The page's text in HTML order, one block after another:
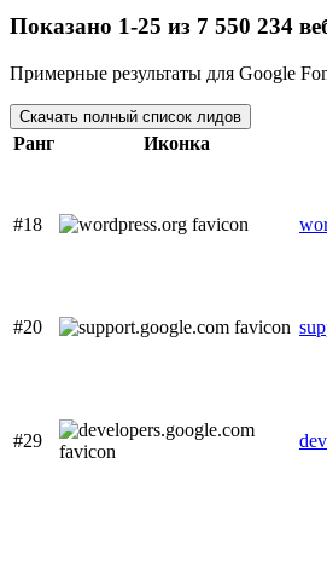
Показано 1-25 из 7 550 234
Примерные результаты для Google
Скачать полный список лидов
Ранг Иконка
#18
#20
#29